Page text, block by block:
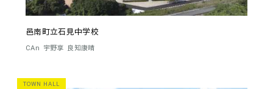
邑南町立石見中学校
CAn 宇野享 良知康晴
TOWN HALL